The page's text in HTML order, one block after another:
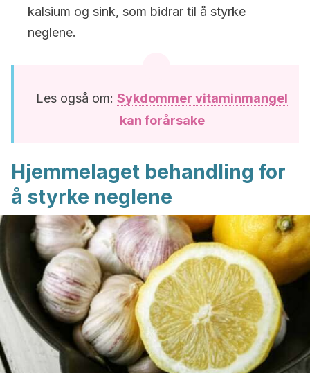
kalsium og sink, som bidrar til å styrke
neglene.
Les også om: Sykdommer vitaminmangel
kan forårsake
Hjemmelaget behandling for
å styrke neglene